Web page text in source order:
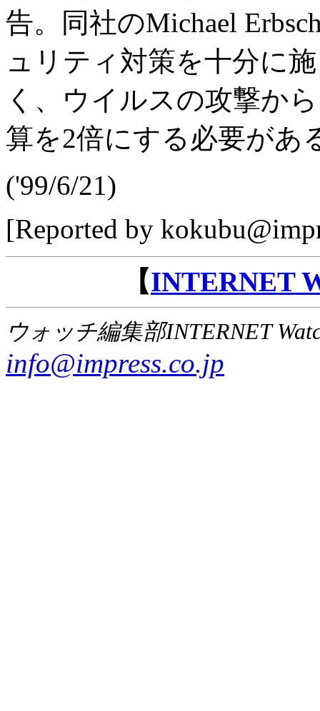
告。同社のMichael
ュリティ対策を十分に
く、ウイルスの攻撃か
算を2倍にする必要があ
('99/6/21)
[Reported by
【INTERNET
ウォッチ編集部INTERNET
info@impress.co.jp